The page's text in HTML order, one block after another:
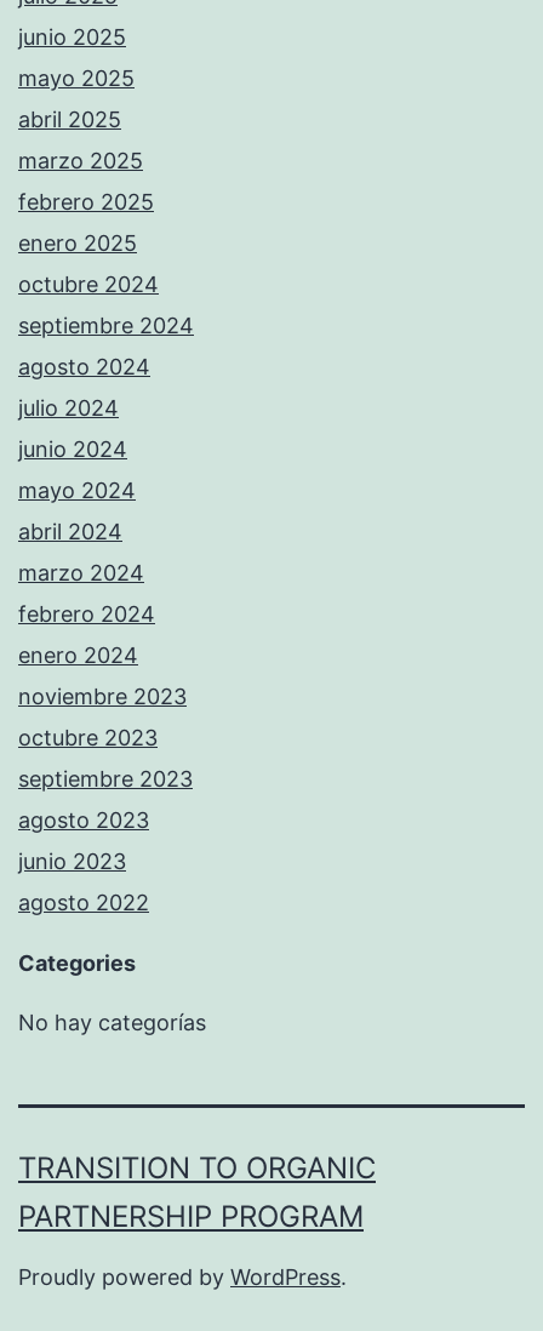
junio 2025
mayo 2025
abril 2025
marzo 2025
febrero 2025
enero 2025
octubre 2024
septiembre 2024
agosto 2024
julio 2024
junio 2024
mayo 2024
abril 2024
marzo 2024
febrero 2024
enero 2024
noviembre 2023
octubre 2023
septiembre 2023
agosto 2023
junio 2023
agosto 2022
Categories
No hay categorías
TRANSITION TO ORGANIC
PARTNERSHIP PROGRAM
Proudly powered by WordPress.